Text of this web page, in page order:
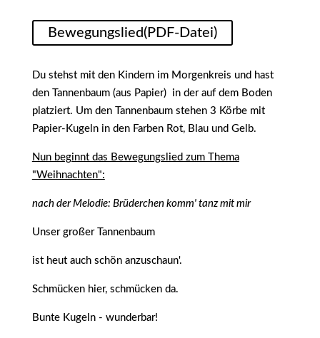
Bewegungslied(PDF-Datei)
Du stehst mit den Kindern im Morgenkreis und hast
den Tannenbaum (aus Papier) in der auf dem Boden
platziert. Um den Tannenbaum stehen 3 Körbe mit
Papier-Kugeln in den Farben Rot, Blau und Gelb.
Nun beginnt das Bewegungslied zum Thema
"Weihnachten":
nach der Melodie: Brüderchen komm' tanz mit mir
Unser großer Tannenbaum
ist heut auch schön anzuschaun'.
Schmücken hier, schmücken da.
Bunte Kugeln - wunderbar!